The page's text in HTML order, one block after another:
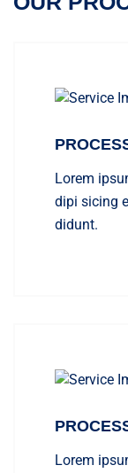
Lorem
dipi sicing
didunt.
Lorem